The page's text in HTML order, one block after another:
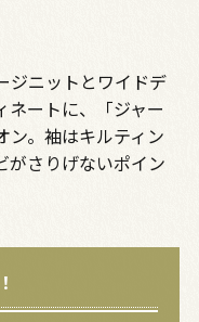
ジニットとワイドデ
ネートに、「ジャー
ン。袖はキルティン
がさりげないポイン